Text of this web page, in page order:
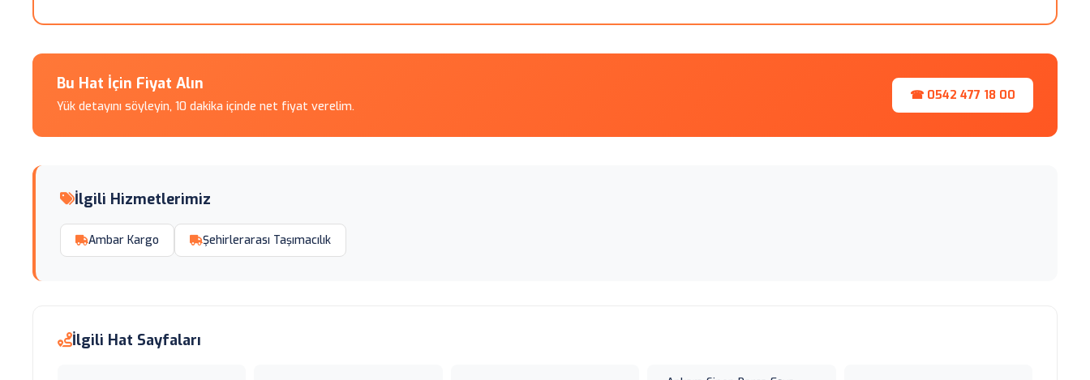
Bu Hat İçin Fiyat Alın
Yük detayını söyleyin, 10 dakika içinde net fiyat verelim.
☎ 0542 477 18 00
İlgili Hizmetlerimiz
Ambar Kargo Şehirlerarası Taşımacılık
İlgili Hat Sayfaları